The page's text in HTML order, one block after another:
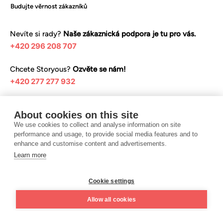
Nevíte si rady? Naše zákaznická podpora je tu pro vás.
+420 296 208 707
Chcete Storyous? Ozvěte se nám!
+420 277 277 932
Centrum nápovědy
©️ 2025 Teya Czech Republic s.r.o. Design UON7.
Chci Storyous
Obchodní podmínky Zásady ochrany osobních údajů
Budujte věrnost zákazníků
About cookies on this site
We use cookies to collect and analyse information on site
performance and usage, to provide social media features and to
enhance and customise content and advertisements.
Learn more
Cookie settings
Allow all cookies